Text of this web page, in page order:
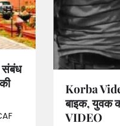
Korba
बाइक, युवक
VIDEO